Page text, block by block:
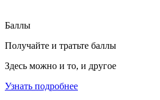
Баллы
Получайте и тратьте баллы
Здесь можно и то, и другое
Узнать подробнее